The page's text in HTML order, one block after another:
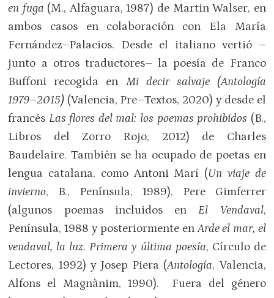
en fuga (M., Alfaguara, 1987) de Martin Walser, en
ambos casos en colaboración con Ela María
Fernández–Palacios. Desde el italiano vertió –
junto a otros traductores– la poesía de Franco
Buffoni recogida en Mi decir salvaje (Antología
1979–2015) (Valencia, Pre–Textos, 2020) y desde el
francés Las flores del mal: los poemas prohibidos (B.,
Libros del Zorro Rojo, 2012) de Charles
Baudelaire. También se ha ocupado de poetas en
lengua catalana, como Antoni Marí (Un viaje de
invierno, B., Península, 1989), Pere Gimferrer
(algunos poemas incluidos enEl Vendaval,
Península, 1988 y posteriormente enArde el mar, el
vendaval, la luz. Primera y última poesía, Círculo de
Lectores, 1992) y Josep Piera (Antología, Valencia,
Alfons el Magnànim, 1990). Fuera del género